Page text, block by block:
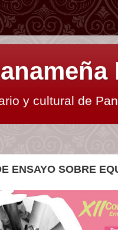
y cultural de
ENSAYO SOBRE